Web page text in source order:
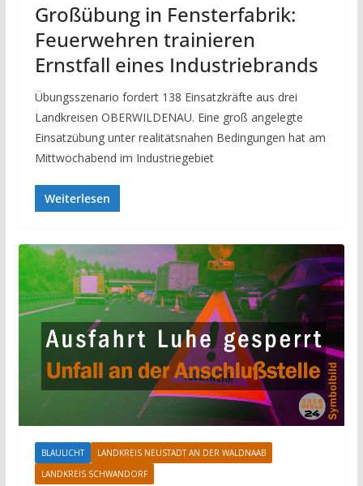
Großübung in Fensterfabrik:
Feuerwehren trainieren
Ernstfall eines Industriebrands
Übungsszenario fordert 138 Einsatzkräfte aus drei
Landkreisen OBERWILDENAU. Eine groß angelegte
Einsatzübung unter realitätsnahen Bedingungen hat am
Mittwochabend im Industriegebiet
Weiterlesen
BLAULICHT
LANDKREIS NEUSTADT AN DER WALDNAAB
LANDKREIS SCHWANDORF